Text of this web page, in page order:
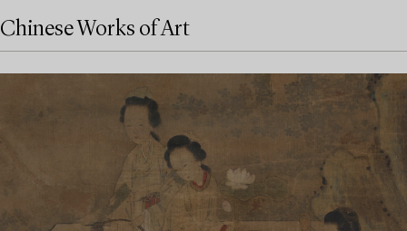
Chinese Works of Art